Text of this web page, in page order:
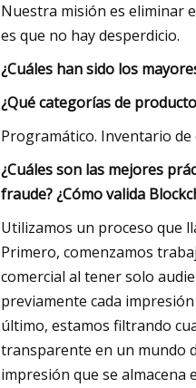
Nuestra misión es eliminar
es que no hay desperdicio.
¿Cuáles han sido los
¿Qué categorías de
Programático. Inventario de
¿Cuáles son las mejores
fraude? ¿Cómo valida
Utilizamos un proceso que
Primero, comenzamos
comercial al tener solo
previamente cada
último, estamos filtrando
transparente en un mundo
impresión que se almacena